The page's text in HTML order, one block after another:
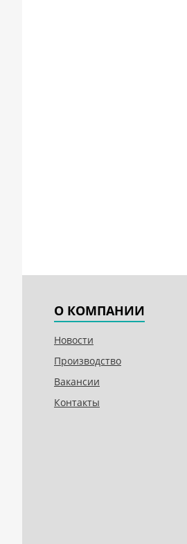
О КОМПАНИИ
Новости
Производство
Вакансии
Контакты